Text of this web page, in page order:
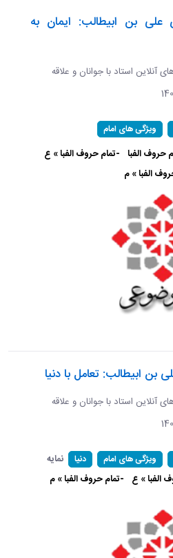
بن ابیطالب: ایمان به
آنلاین استاد با جوانان و علاقه
ویژگی های امام
حروف الفبا -تمام حروف الفبا » ع
الفبا » م
ابیطالب: تعامل با دنیا
آنلاین استاد با جوانان و علاقه
ویژگی های امام دنیا
نمایه
الفبا » ع -تمام حروف الفبا » م